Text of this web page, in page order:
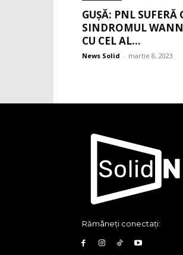
GUȘĂ: PNL SUFERĂ
SINDROMUL
CU CEL AL...
News Solid - martie 8, 2023
Rămâneți conectați: